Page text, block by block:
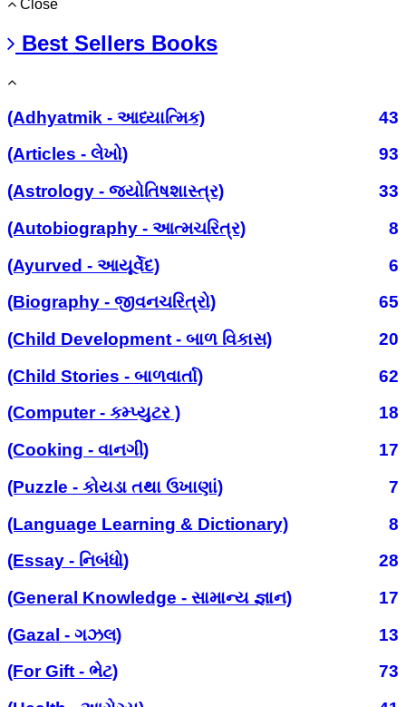
Close
Best Sellers Books
(Adhyatmik - આધ્યાત્મિક)
43
(Articles - લેખો)
93
(Astrology - જ્યોતિષશાસ્ત્ર)
33
(Autobiography - આત્મચરિત્ર)
8
(Ayurved - આયૂર્વેદ)
6
(Biography - જીવનચરિત્રો)
65
(Child Development - બાળ વિકાસ)
20
(Child Stories - બાળવાર્તા)
62
(Computer - કમ્પ્યુટર )
18
(Cooking - વાનગી)
17
(Puzzle - કોયડા તથા ઉખાણાં)
7
(Language Learning & Dictionary)
8
(Essay - નિબંધો)
28
(General Knowledge - સામાન્ય જ્ઞાન)
17
(Gazal - ગઝલ)
13
(For Gift - ભેટ)
73